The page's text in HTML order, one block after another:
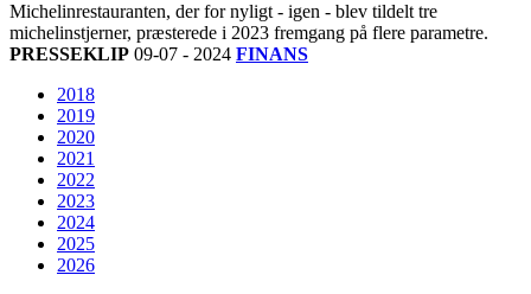
Michelinrestauranten, der for nyligt - igen - blev tildelt tre
michelinstjerner, præsterede i 2023 fremgang på flere parametre.
PRESSEKLIP 09-07 - 2024 FINANS
2018
2019
2020
2021
2022
2023
2024
2025
2026